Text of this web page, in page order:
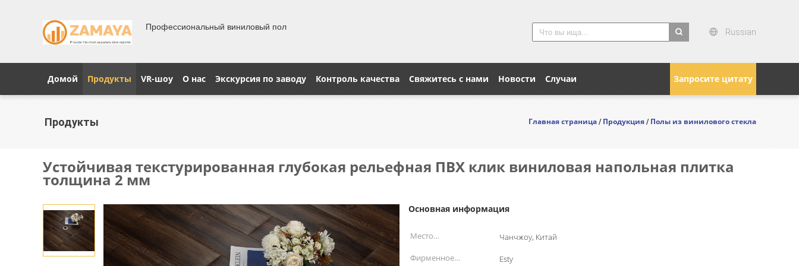
Профессиональный виниловый пол
Russian
Запросите цитату
Домой Продукты VR-шоу О нас Экскурсия по заводу Контроль качества Свяжитесь с нами Новости Случаи
Продукты Главная страница /Продукция/Полы из винилового стекла
Устойчивая текстурированная глубокая рельефная ПВХ клик виниловая напольная плитка
толщина 2 мм
Основная информация
Место
происхождения:
Чанчжоу, Китай
Фирменное
Esty